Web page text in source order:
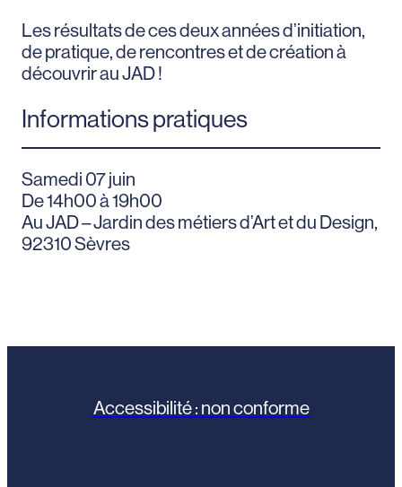
Les résultats de ces deux années d’initiation,
de pratique, de rencontres et de création à
découvrir au JAD !
Informations pratiques
Samedi 07 juin
De 14h00 à 19h00
Au JAD – Jardin des métiers d’Art et du Design,
92310 Sèvres
Accessibilité : non conforme